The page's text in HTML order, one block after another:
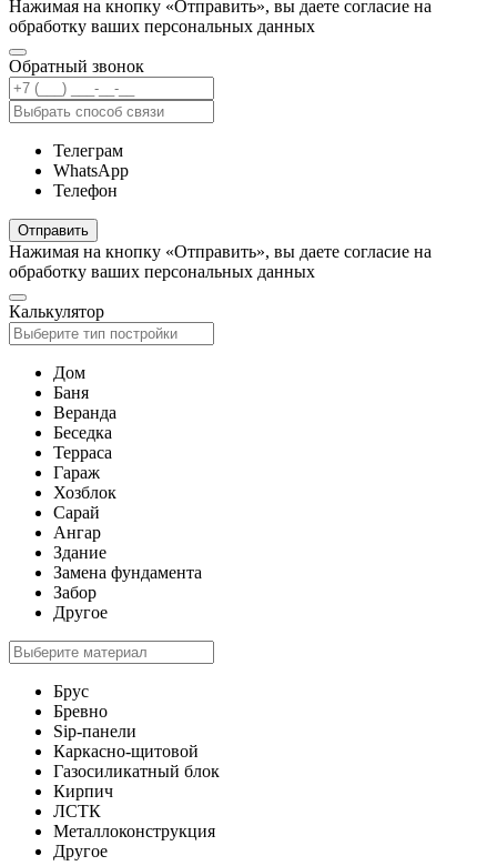
Нажимая на кнопку «Отправить», вы даете согласие на
обработку ваших персональных данных
Обратный звонок
Телеграм
WhatsApp
Телефон
Отправить
Нажимая на кнопку «Отправить», вы даете согласие на
обработку ваших персональных данных
Калькулятор
Дом
Баня
Веранда
Беседка
Терраса
Гараж
Хозблок
Сарай
Ангар
Здание
Замена фундамента
Забор
Другое
Брус
Бревно
Sip-панели
Каркасно-щитовой
Газосиликатный блок
Кирпич
ЛСТК
Металлоконструкция
Другое